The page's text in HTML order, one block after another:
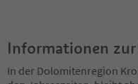
Informationen zur
In der Dolomitenregion